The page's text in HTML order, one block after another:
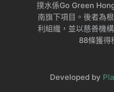
撲水係Go Green
南旗下項目。後者為
利組織，並以慈善機
88條獲得
Developed by